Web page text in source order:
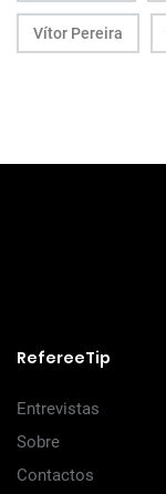
Vítor Pereira
RefereeTip
Entrevistas
Sobre
Contactos